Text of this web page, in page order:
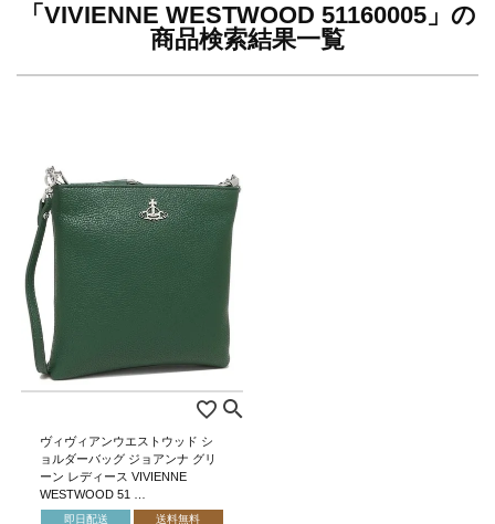
「VIVIENNE WESTWOOD 51160005」の
商品検索結果一覧
ヴィヴィアンウエストウッド シ
ョルダーバッグ ジョアンナ グリ
ーン レディース VIVIENNE
WESTWOOD 51 …
即日配送 送料無料